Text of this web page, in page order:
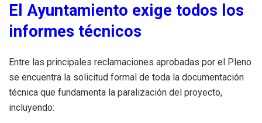
El Ayuntamiento exige todos los
informes técnicos
Entre las principales reclamaciones aprobadas por el Pleno
se encuentra la solicitud formal de toda la documentación
técnica que fundamenta la paralización del proyecto,
incluyendo: